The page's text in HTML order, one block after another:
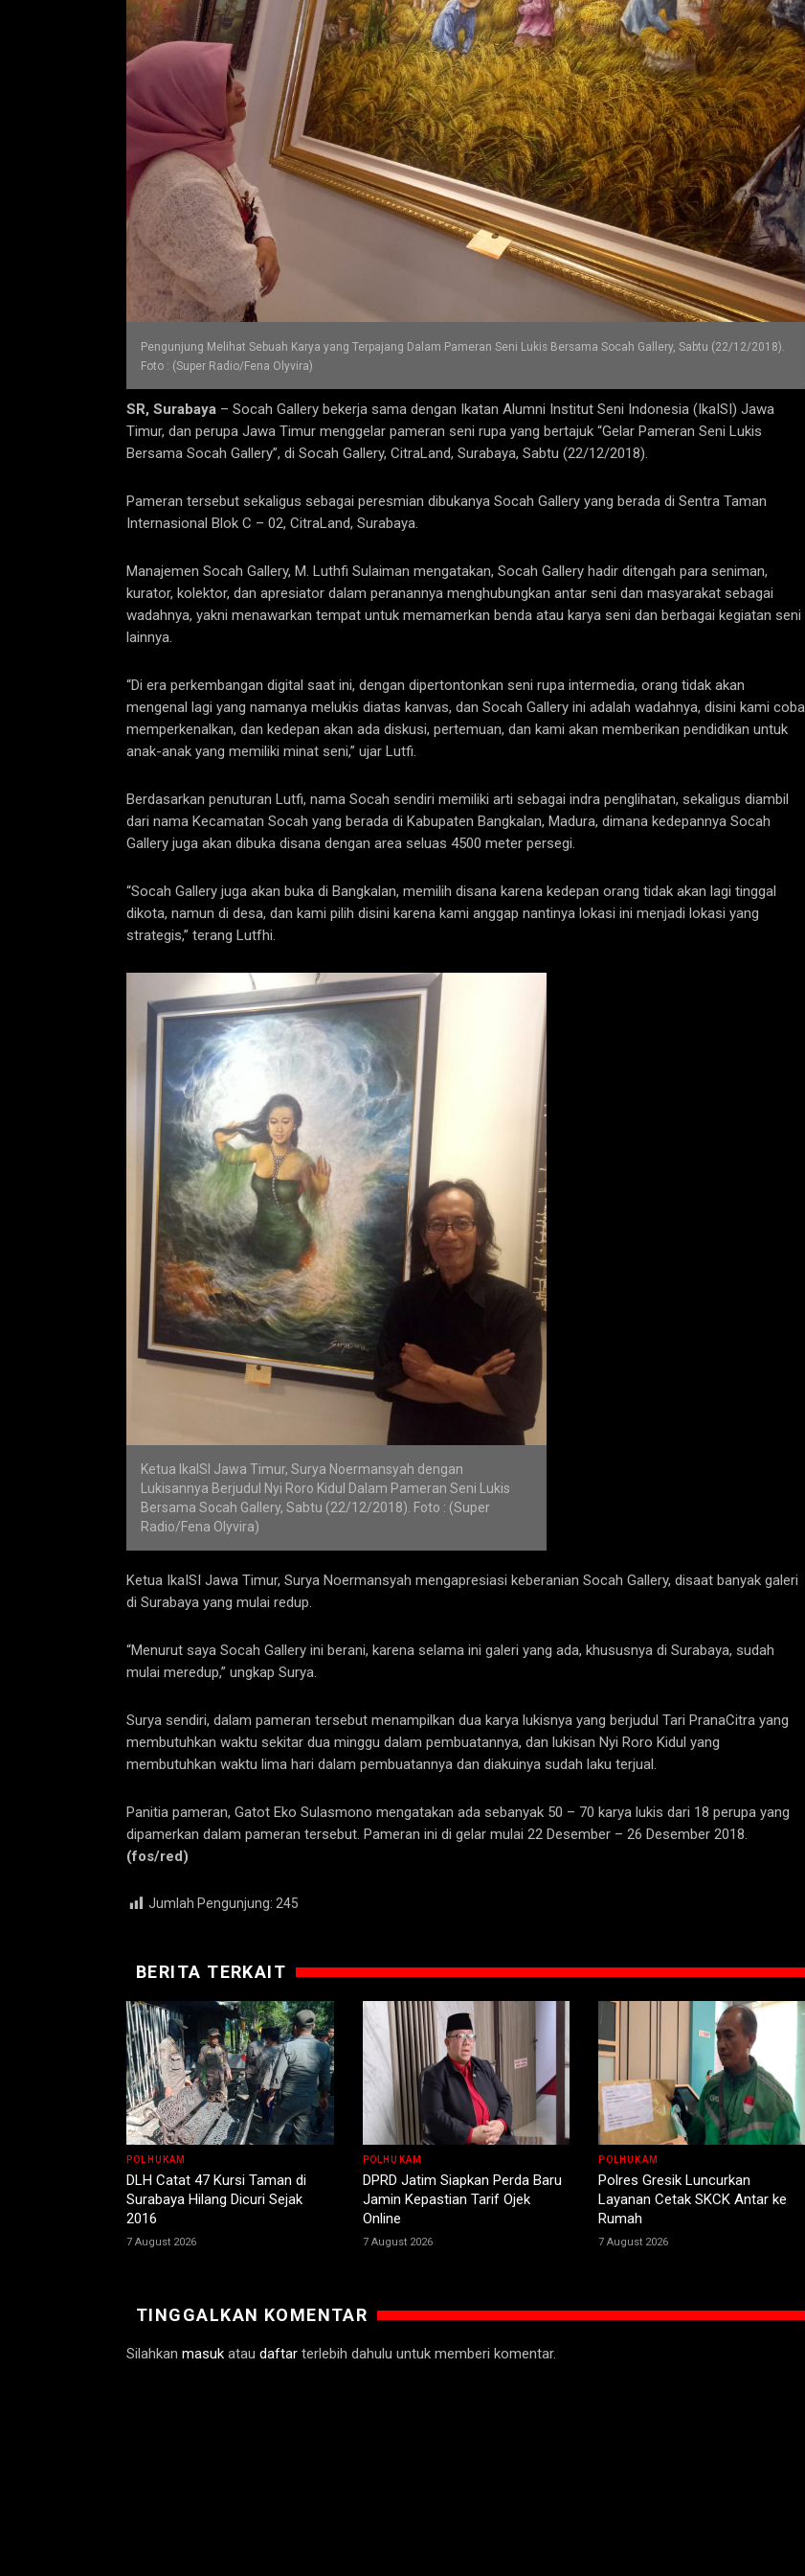
Pengunjung Melihat Sebuah Karya yang Terpajang Dalam Pameran Seni Lukis Bersama Socah Gallery, Sabtu (22/12/2018).
Foto : (Super Radio/Fena Olyvira)
SR, Surabaya – Socah Gallery bekerja sama dengan Ikatan Alumni Institut Seni Indonesia (IkaISI) Jawa
Timur, dan perupa Jawa Timur menggelar pameran seni rupa yang bertajuk “Gelar Pameran Seni Lukis
Bersama Socah Gallery”, di Socah Gallery, CitraLand, Surabaya, Sabtu (22/12/2018).
Pameran tersebut sekaligus sebagai peresmian dibukanya Socah Gallery yang berada di Sentra Taman
Internasional Blok C – 02, CitraLand, Surabaya.
Manajemen Socah Gallery, M. Luthfi Sulaiman mengatakan, Socah Gallery hadir ditengah para seniman,
kurator, kolektor, dan apresiator dalam peranannya menghubungkan antar seni dan masyarakat sebagai
wadahnya, yakni menawarkan tempat untuk memamerkan benda atau karya seni dan berbagai kegiatan seni
lainnya.
“Di era perkembangan digital saat ini, dengan dipertontonkan seni rupa intermedia, orang tidak akan
mengenal lagi yang namanya melukis diatas kanvas, dan Socah Gallery ini adalah wadahnya, disini kami coba
memperkenalkan, dan kedepan akan ada diskusi, pertemuan, dan kami akan memberikan pendidikan untuk
anak-anak yang memiliki minat seni,” ujar Lutfi.
Berdasarkan penuturan Lutfi, nama Socah sendiri memiliki arti sebagai indra penglihatan, sekaligus diambil
dari nama Kecamatan Socah yang berada di Kabupaten Bangkalan, Madura, dimana kedepannya Socah
Gallery juga akan dibuka disana dengan area seluas 4500 meter persegi.
“Socah Gallery juga akan buka di Bangkalan, memilih disana karena kedepan orang tidak akan lagi tinggal
dikota, namun di desa, dan kami pilih disini karena kami anggap nantinya lokasi ini menjadi lokasi yang
strategis,” terang Lutfhi.
Ketua IkaISI Jawa Timur, Surya Noermansyah dengan
Lukisannya Berjudul Nyi Roro Kidul Dalam Pameran Seni Lukis
Bersama Socah Gallery, Sabtu (22/12/2018). Foto : (Super
Radio/Fena Olyvira)
Ketua IkaISI Jawa Timur, Surya Noermansyah mengapresiasi keberanian Socah Gallery, disaat banyak galeri
di Surabaya yang mulai redup.
“Menurut saya Socah Gallery ini berani, karena selama ini galeri yang ada, khususnya di Surabaya, sudah
mulai meredup,” ungkap Surya.
Surya sendiri, dalam pameran tersebut menampilkan dua karya lukisnya yang berjudul Tari PranaCitra yang
membutuhkan waktu sekitar dua minggu dalam pembuatannya, dan lukisan Nyi Roro Kidul yang
membutuhkan waktu lima hari dalam pembuatannya dan diakuinya sudah laku terjual.
Panitia pameran, Gatot Eko Sulasmono mengatakan ada sebanyak 50 – 70 karya lukis dari 18 perupa yang
dipamerkan dalam pameran tersebut. Pameran ini di gelar mulai 22 Desember – 26 Desember 2018.
(fos/red)
Jumlah Pengunjung: 245
BERITA TERKAIT
POLHUKAM
DLH Catat 47 Kursi Taman di
Surabaya Hilang Dicuri Sejak
2016
7 August 2026
POLHUKAM
DPRD Jatim Siapkan Perda Baru
Jamin Kepastian Tarif Ojek
Online
7 August 2026
POLHUKAM
Polres Gresik Luncurkan
Layanan Cetak SKCK Antar ke
Rumah
7 August 2026
TINGGALKAN KOMENTAR
Silahkan masuk atau daftar terlebih dahulu untuk memberi komentar.